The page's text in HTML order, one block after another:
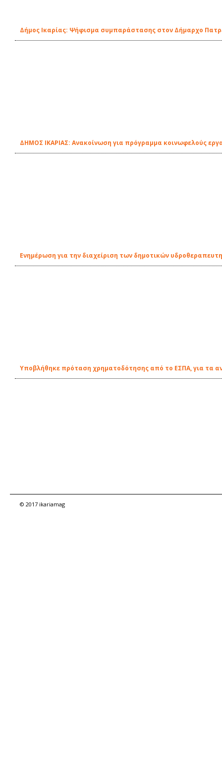
Δήμος Ικαρίας: Ψήφισμα συμπαράστασης στον Δήμαρχο
ΔΗΜΟΣ ΙΚΑΡΙΑΣ: Ανακοίνωση για πρόγραμμα κοινωφελούς
Ενημέρωση για την διαχείριση των δημοτικών
Υποβλήθηκε πρόταση χρηματοδότησης από το ΕΣΠΑ, για τα
© 2017 ikariamag